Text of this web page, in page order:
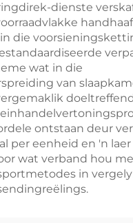
dienste
die
wat in die
van
ontstaan deur
per eenheid en 'n laer
wat verband hou
in